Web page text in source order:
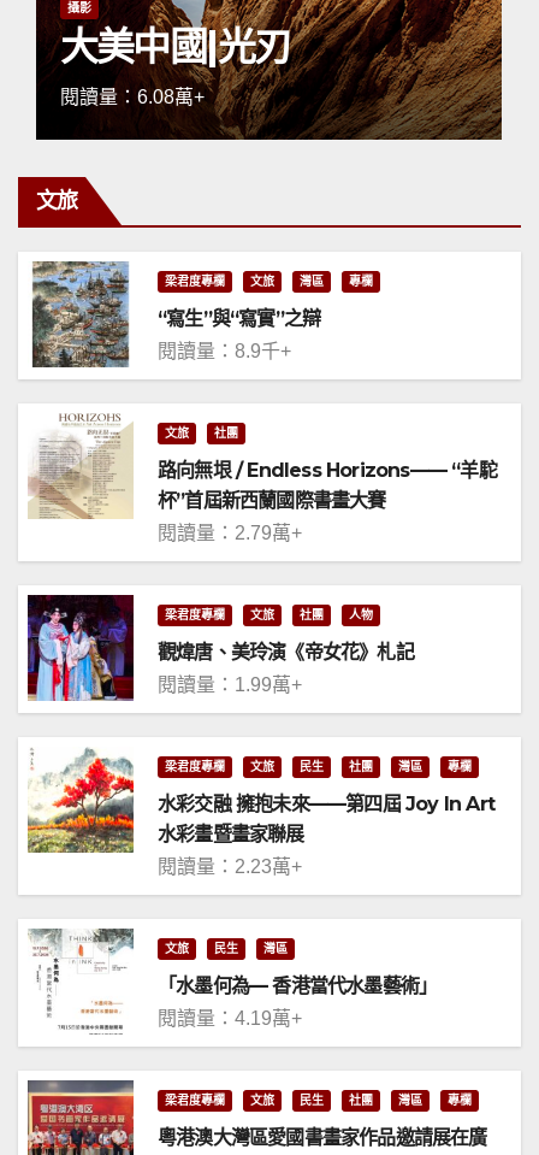
攝影
大美中國|田園晨曲
閱讀量：7.4萬+
文旅
梁君度專欄 文旅 灣區 專欄
“寫生”與“寫實”之辯
閱讀量：8.9千+
文旅 社團
路向無垠 / Endless Horizons—— “羊駝
杯”首屆新西蘭國際書畫大賽
閱讀量：2.79萬+
梁君度專欄 文旅 社團 人物
觀煒唐、美玲演《帝女花》札記
閱讀量：1.99萬+
梁君度專欄 文旅 民生 社團 灣區 專欄
水彩交融 擁抱未來——第四屆 Joy In Art
水彩畫暨畫家聯展
閱讀量：2.23萬+
文旅 民生 灣區
「水墨何為— 香港當代水墨藝術」
閱讀量：4.19萬+
梁君度專欄 文旅 民生 社團 灣區 專欄
粵港澳大灣區愛國書畫家作品邀請展在廣